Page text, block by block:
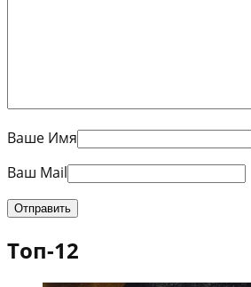
Ваше Имя
Ваш Mail
Топ-12